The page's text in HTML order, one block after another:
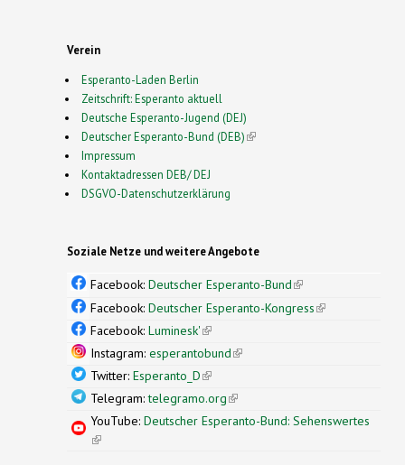
Verein
Esperanto-Laden Berlin
Zeitschrift: Esperanto aktuell
Deutsche Esperanto-Jugend (DEJ)
Deutscher Esperanto-Bund (DEB)(link is external)
Impressum
Kontaktadressen DEB/ DEJ
DSGVO-Datenschutzerklärung
Soziale Netze und weitere Angebote
Facebook: Deutscher Esperanto-Bund(link is
external)
Facebook: Deutscher Esperanto-Kongress(link is
Facebook: Luminesk'(link is external)
Instagram: esperantobund(link is external)
Twitter: Esperanto_D(link is external)
Telegram:telegramo.org(link is external)
YouTube: Deutscher Esperanto-Bund: Sehenswertes
(link is external)